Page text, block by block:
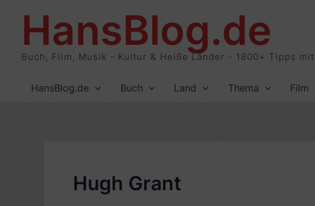
HansBlog.de
Buch, Film, Musik - Kultur & Heiße Länder - 1800+ Tipps
HansBlog.de Buch Land Thema Film
Hugh Grant